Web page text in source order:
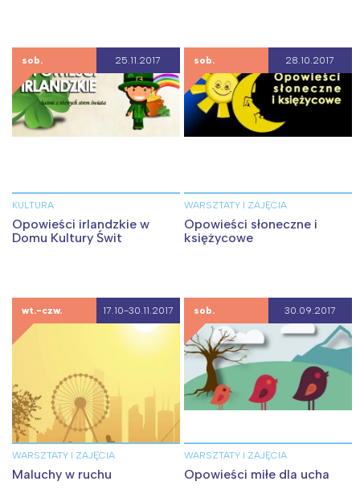
sob. 25.11.2017
KULTURA
Opowieści irlandzkie w
Domu Kultury Świt
sob. 28.10.2017
WARSZTATY I ZAJĘCIA
Opowieści słoneczne i
księżycowe
wt.-czw. 17.10-30.11.2017
WARSZTATY I ZAJĘCIA
Maluchy w ruchu
sob. 30.09.2017
WARSZTATY I ZAJĘCIA
Opowieści miłe dla ucha